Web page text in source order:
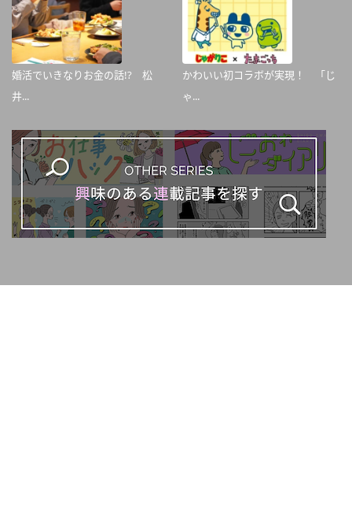
婚活でいきなりお金の話!? 松
井...
かわいい初コラボが実現！ 「じ
ゃ...